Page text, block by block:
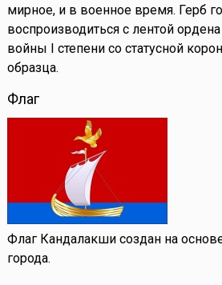
мирное, и в военное время. Герб
воспроизводиться с лентой
войны I степени со статусной
образца.
Флаг
Флаг Кандалакши создан на
города.